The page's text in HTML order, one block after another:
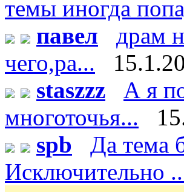
темы иногда
павел
драм
чего,ра...
staszzz
А я
многоточья...
spb
Да тема
Исключительно